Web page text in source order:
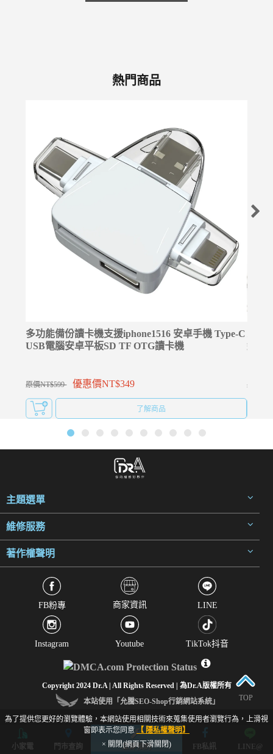
熱門商品
多功能備份讀卡機支援iphone1516 安卓手機 Type-C
USB電腦安卓平板SD TF OTG讀卡機
原價NT$599 優惠價NT$349
了解商品
線 雙
原價
主題選單
維修服務
著作權聲明
FB粉專 商家資訊 LINE
Instagram Youtube TikTok抖音
Copyright 2024 Dr.A | All Rights Reserved | 為Dr.A版權所有
本站使用「允騰SEO-Shop行銷網站系統」
小家電 門市查詢 立即預約 FB私訊 LINE@
為了提供您更好的瀏覽體驗，本網站使用相關技術來蒐集使用者瀏覽行為，上滑視
窗即表示您同意 【 隱私權聲明】
× 關閉(網頁下滑關閉)
TOP